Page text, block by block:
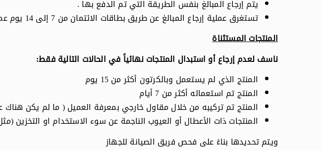
يتم إرجاع المبالغ بنفس الطريقة التي تم الدفع بها .
تستغرق عملية إرجاع المبالغ عن طريق بطاقات الائتمان من 7 إلى 14 يوم عمل حسب بنك العميل
المنتجات المستثناة
ناسف لعدم إرجاع أو استبدال المنتجات نهائياً في الحالات التالية فقط:
المنتج الذي لم يستعمل وبالكرتون أكثر من 15 يوم
المنتج تم استعماله أكثر من 7 أيام
المنتج تم تركيبه من خلال مقاول خارجي بمعرفة العميل ( ما لم يكن
المنتجات ذات الأعطال أو العيوب الناجمة عن سوء الاستخدام او التخزين
ويتم تحديدها بناءً على فحص فريق الصيانة للجهاز